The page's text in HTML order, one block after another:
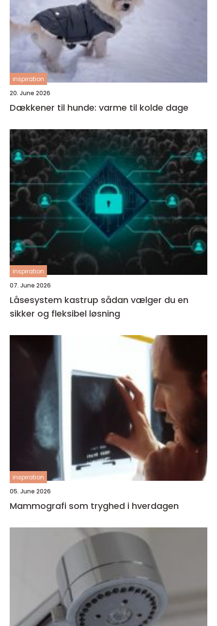
inspiration
20. June 2026
Dækkener til hunde: varme til kolde dage
inspiration
07. June 2026
Låsesystem kastrup sådan vælger du en
sikker og fleksibel løsning
inspiration
05. June 2026
Mammografi som tryghed i hverdagen